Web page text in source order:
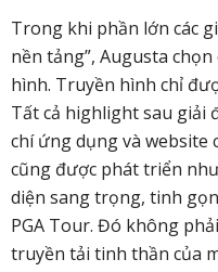
Trong khi phần lớn các
nền tảng”, Augusta
hình. Truyền hình chỉ
Tất cả highlight sau giải
chí ứng dụng và website
cũng được phát triển
diện sang trọng, tinh
PGA Tour. Đó không
truyền tải tinh thần của